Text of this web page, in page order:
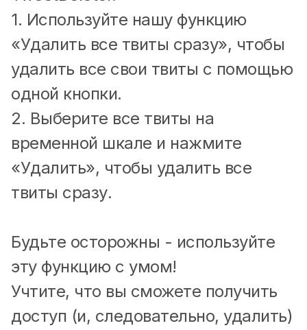
1. Используйте нашу функцию
«Удалить все твиты сразу», чтобы
удалить все свои твиты с помощью
одной кнопки.
2. Выберите все твиты на
временной шкале и нажмите
«Удалить», чтобы удалить все
твиты сразу.
Будьте осторожны - используйте
эту функцию с умом!
Учтите, что вы сможете получить
доступ (и, следовательно, удалить)